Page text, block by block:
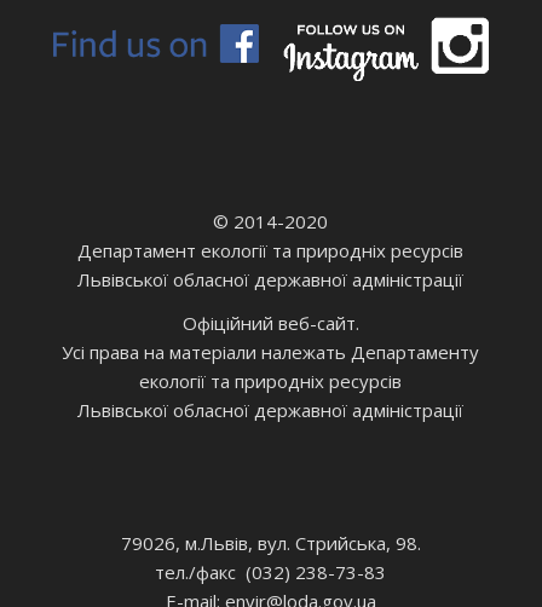
© 2014-2020
Департамент екології та природніх ресурсів
Львівської обласної державної адміністрації
Офіційний веб-сайт.
Усі права на матеріали належать Департаменту
екології та природніх ресурсів
Львівської обласної державної адміністрації
79026, м.Львів, вул. Стрийська, 98.
тел./факс (032) 238-73-83
E-mail: envir@loda.gov.ua